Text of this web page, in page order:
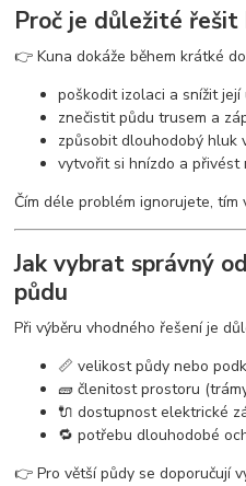
Proč je důležité řešit
👉 Kuna dokáže během krátké
poškodit izolaci a snížit její
znečistit půdu trusem a
způsobit dlouhodobý hluk
vytvořit si hnízdo a přivést
Čím déle problém ignorujete,
Jak vybrat správný
půdu
Při výběru vhodného řešení je
📏 velikost půdy nebo
🧱 členitost prostoru
🔌 dostupnost elektrické
🔁 potřebu dlouhodobé
👉 Pro větší půdy se doporučují